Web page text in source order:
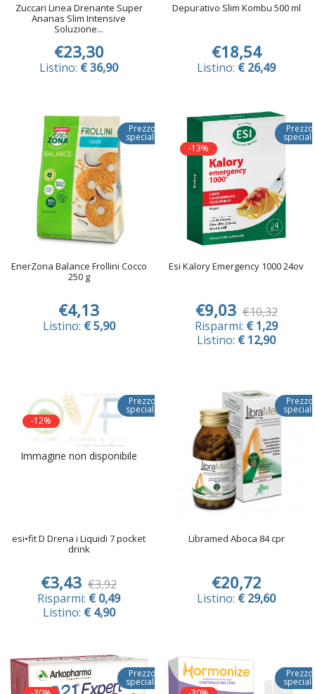
Zuccari Linea Drenante Super
Ananas Slim Intensive
Soluzione...
€23,30
Listino: € 36,90
Depurativo Slim Kombu 500 ml
€18,54
Listino: € 26,49
Prezzo
speciale
EnerZona Balance Frollini Cocco
250 g
€4,13
Listino: € 5,90
Prezzo
-13%
Esi Kalory Emergency 1000 24ov
€9,03 €10,32
Risparmi: € 1,29
Listino: € 12,90
Immagine non disponibile
Prezzo
speciale
-12%
esi•fit D Drena i Liquidi 7 pocket
drink
€3,43 €3,92
Risparmi: € 0,49
Listino: € 4,90
Prezzo
Libramed Aboca 84 cpr
€20,72
Listino: € 29,60
Prezzo
speciale
Prezzo